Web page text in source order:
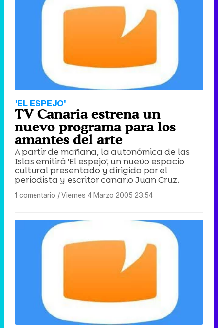
'EL ESPEJO'
TV Canaria estrena un
nuevo programa para los
amantes del arte
A partir de mañana, la autonómica de las
Islas emitirá 'El espejo', un nuevo espacio
cultural presentado y dirigido por el
periodista y escritor canario Juan Cruz.
1 comentario |Viernes 4 Marzo 2005 23:54